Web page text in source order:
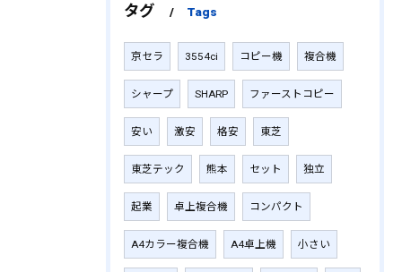
タグ Tags
京セラ 3554ci コピー機 複合機
シャープ SHARP ファーストコピー
安い 激安 格安 東芝
東芝テック 熊本 セット 独立
起業 卓上複合機 コンパクト
A4カラー複合機 A4卓上機 小さい